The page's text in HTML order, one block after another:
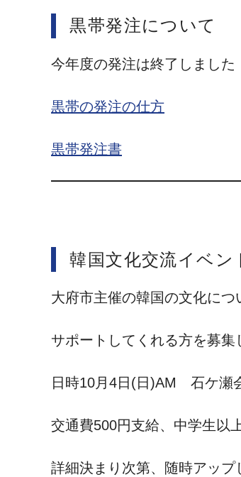
黒帯発注について
今年度の発注は終了しました
黒帯の発注の仕方
黒帯発注書
韓国文化交流イベ
大府市主催の韓国の文化につ
サポートしてくれる方を募集
日時10月4日(日)AM 石ケ瀬
交通費500円支給、中学生以
詳細決まり次第、随時アップ